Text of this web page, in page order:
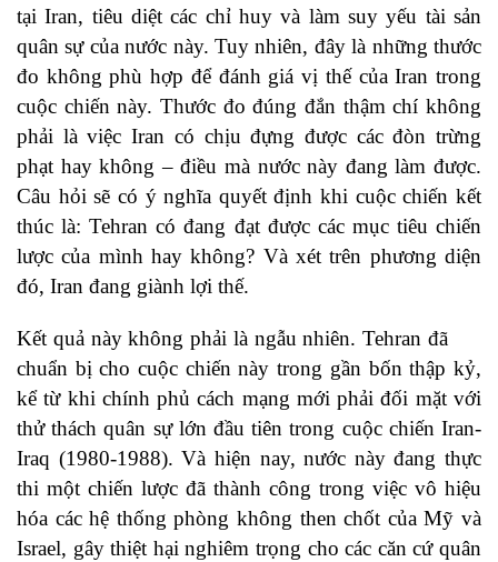
tại Iran, tiêu diệt các chỉ huy và làm suy yếu tài sản
quân sự của nước này. Tuy nhiên, đây là những thước
đo không phù hợp để đánh giá vị thế của Iran trong
cuộc chiến này. Thước đo đúng đắn thậm chí không
phải là việc Iran có chịu đựng được các đòn trừng
phạt hay không – điều mà nước này đang làm được.
Câu hỏi sẽ có ý nghĩa quyết định khi cuộc chiến kết
thúc là: Tehran có đang đạt được các mục tiêu chiến
lược của mình hay không? Và xét trên phương diện
đó, Iran đang giành lợi thế.
Kết quả này không phải là ngẫu nhiên. Tehran đã
chuẩn bị cho cuộc chiến này trong gần bốn thập kỷ,
kể từ khi chính phủ cách mạng mới phải đối mặt với
thử thách quân sự lớn đầu tiên trong cuộc chiến Iran-
Iraq (1980-1988). Và hiện nay, nước này đang thực
thi một chiến lược đã thành công trong việc vô hiệu
hóa các hệ thống phòng không then chốt của Mỹ và
Israel, gây thiệt hại nghiêm trọng cho các căn cứ quân